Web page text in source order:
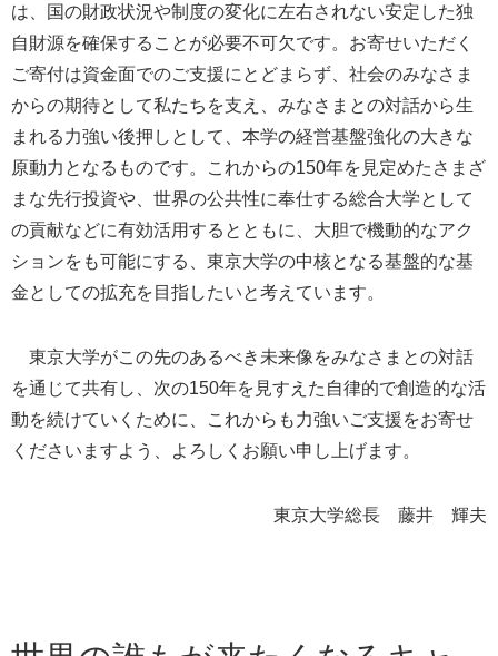
は、国の財政状況や制度の変化に左右されない安定した独
自財源を確保することが必要不可欠です。お寄せいただく
ご寄付は資金面でのご支援にとどまらず、社会のみなさま
からの期待として私たちを支え、みなさまとの対話から生
まれる力強い後押しとして、本学の経営基盤強化の大きな
原動力となるものです。これからの150年を見定めたさまざ
まな先行投資や、世界の公共性に奉仕する総合大学として
の貢献などに有効活用するとともに、大胆で機動的なアク
ションをも可能にする、東京大学の中核となる基盤的な基
金としての拡充を目指したいと考えています。
東京大学がこの先のあるべき未来像をみなさまとの対話
を通じて共有し、次の150年を見すえた自律的で創造的な活
動を続けていくために、これからも力強いご支援をお寄せ
くださいますよう、よろしくお願い申し上げます。
東京大学総長 藤井 輝夫